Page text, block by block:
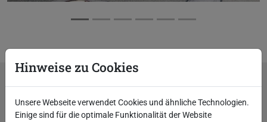
Schulungszentrum in Dresden
Schulungen im Bereich der Oracle-Technologien
Hinweise zu Cookies
Unsere Webseite verwendet Cookies und ähnliche Technologien.
Einige sind für die optimale Funktionalität der Website